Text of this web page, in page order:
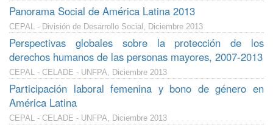
Panorama Social de América Latina 2013
CEPAL - División de Desarrollo Social, Diciembre 2013
Perspectivas globales sobre la protección de los
derechos humanos de las personas mayores, 2007-2013
CEPAL - CELADE - UNFPA, Diciembre 2013
Participación laboral femenina y bono de género en
América Latina
CEPAL - CELADE - UNFPA, Diciembre 2013